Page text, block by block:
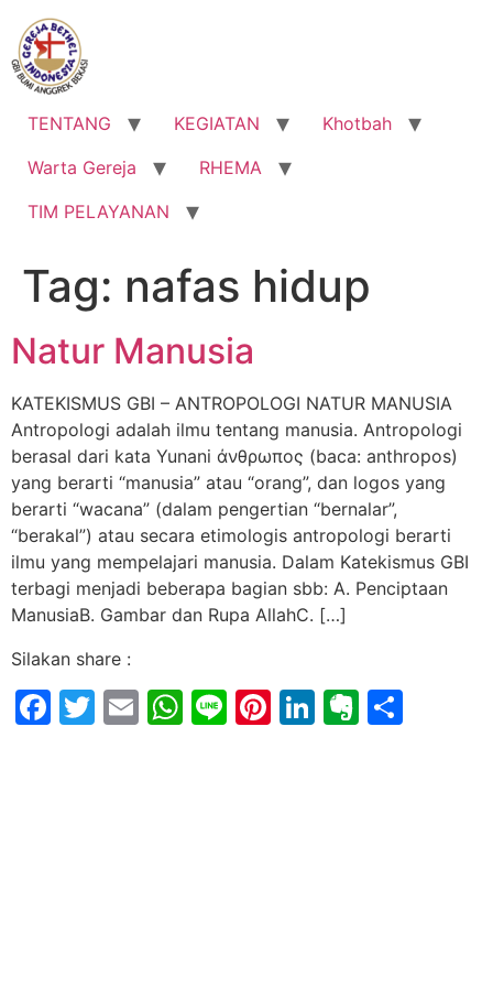
Lewati
konten
TENTANG KEGIATAN
Khotbah
Warta Gereja
RHEMA
TIM PELAYANAN
Tag: nafas hidup
Natur Manusia
KATEKISMUS GBI – ANTROPOLOGI NATUR MANUSIA
Antropologi adalah ilmu tentang manusia. Antropologi
berasal dari kata Yunani άνθρωπος (baca: anthropos)
yang berarti “manusia” atau “orang”, dan logos yang
berarti “wacana” (dalam pengertian “bernalar”,
“berakal”) atau secara etimologis antropologi berarti
ilmu yang mempelajari manusia. Dalam Katekismus GBI
terbagi menjadi beberapa bagian sbb: A. Penciptaan
ManusiaB. Gambar dan Rupa AllahC. […]
Silakan share :
Facebook
Twitter
EmailWhatsApp
LinePinterest
LinkedIn